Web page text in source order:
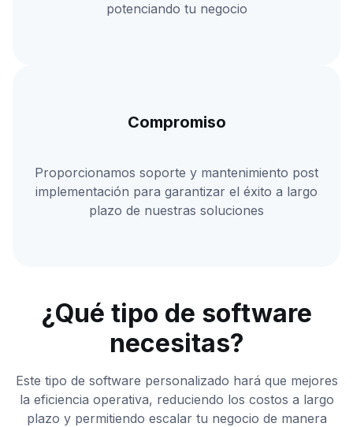
potenciando tu negocio
Compromiso
Proporcionamos soporte y mantenimiento post
implementación para garantizar el éxito a largo
plazo de nuestras soluciones
¿Qué tipo de software
necesitas?
Este tipo de software personalizado hará que mejores
la eficiencia operativa, reduciendo los costos a largo
plazo y permitiendo escalar tu negocio de manera